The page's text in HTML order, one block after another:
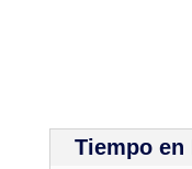
Tiempo en